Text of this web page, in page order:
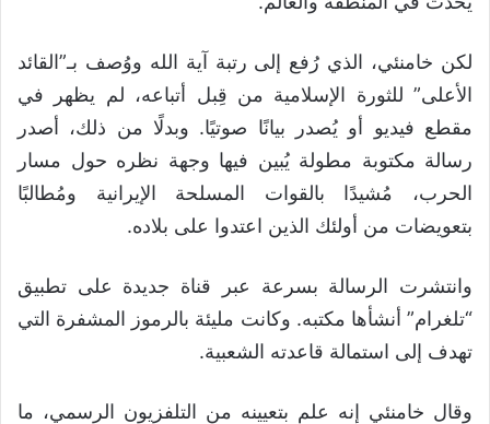
لكن خامنئي، الذي رُفع إلى رتبة آية الله ووُصف بـ”القائد
الأعلى” للثورة الإسلامية من قِبل أتباعه، لم يظهر في
مقطع فيديو أو يُصدر بيانًا صوتيًا. وبدلًا من ذلك، أصدر
رسالة مكتوبة مطولة يُبين فيها وجهة نظره حول مسار
الحرب، مُشيدًا بالقوات المسلحة الإيرانية ومُطالبًا
بتعويضات من أولئك الذين اعتدوا على بلاده.
وانتشرت الرسالة بسرعة عبر قناة جديدة على تطبيق
“تلغرام” أنشأها مكتبه. وكانت مليئة بالرموز المشفرة التي
تهدف إلى استمالة قاعدته الشعبية.
وقال خامنئي إنه علم بتعيينه من التلفزيون الرسمي، ما